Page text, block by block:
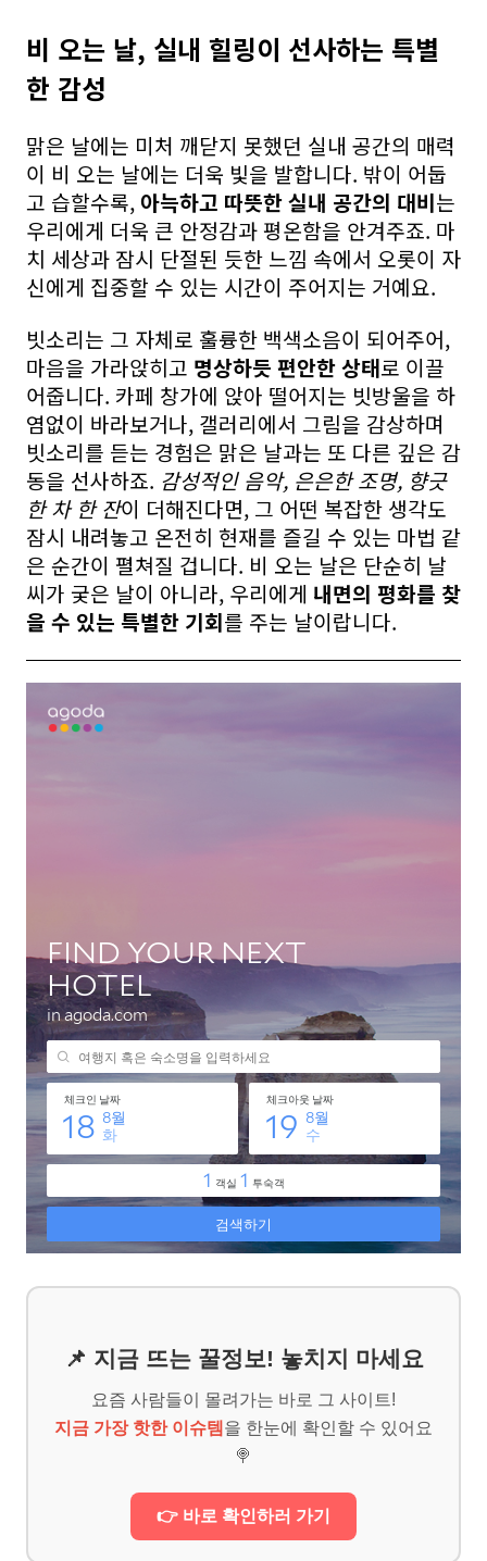
비 오는 날, 실내 힐링이 선사하는 특별
한 감성
맑은 날에는 미처 깨닫지 못했던 실내 공간의 매력
이 비 오는 날에는 더욱 빛을 발합니다. 밖이 어둡
고 습할수록,아늑하고 따뜻한 실내 공간의 대비는
우리에게 더욱 큰 안정감과 평온함을 안겨주죠. 마
치 세상과 잠시 단절된 듯한 느낌 속에서 오롯이 자
신에게 집중할 수 있는 시간이 주어지는 거예요.
빗소리는 그 자체로 훌륭한 백색소음이 되어주어,
마음을 가라앉히고 명상하듯 편안한 상태로 이끌
어줍니다. 카페 창가에 앉아 떨어지는 빗방울을 하
염없이 바라보거나, 갤러리에서 그림을 감상하며
빗소리를 듣는 경험은 맑은 날과는 또 다른 깊은 감
동을 선사하죠. 감성적인 음악, 은은한 조명, 향긋
한 차 한 잔이 더해진다면, 그 어떤 복잡한 생각도
잠시 내려놓고 온전히 현재를 즐길 수 있는 마법 같
은 순간이 펼쳐질 겁니다. 비 오는 날은 단순히 날
씨가 궂은 날이 아니라, 우리에게 내면의 평화를 찾
을 수 있는 특별한 기회를 주는 날이랍니다.
📌 지금 뜨는 꿀정보! 놓치지 마세요
요즘 사람들이 몰려가는 바로 그 사이트!
지금 가장 핫한 이슈템 을 한눈에 확인할 수 있어요
🍭
👉 바로 확인하러 가기